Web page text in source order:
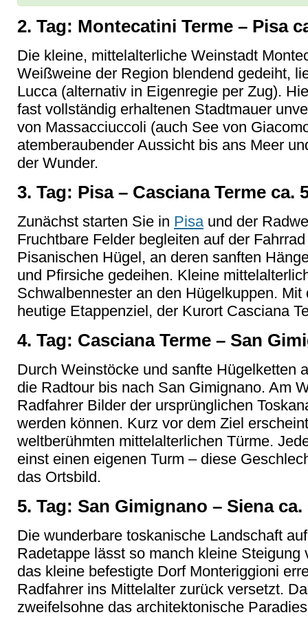
2. Tag: Montecatini Terme – Pisa
Die kleine, mittelalterliche Weinstadt
Weißweine der Region blendend gedeiht,
Lucca (alternativ in Eigenregie per Zug).
fast vollständig erhaltenen Stadtmauer
von Massacciuccoli (auch See von
atemberaubender Aussicht bis ans Meer
der Wunder.
3. Tag: Pisa – Casciana Terme ca.
Zunächst starten Sie in Pisaund der
Fruchtbare Felder begleiten auf der
Pisanischen Hügel, an deren sanften
und Pfirsiche gedeihen. Kleine
Schwalbennester an den Hügelkuppen.
heutige Etappenziel, der Kurort Casciana
4. Tag: Casciana Terme – San
Durch Weinstöcke und sanfte Hügelketten
die Radtour bis nach San Gimignano. Am
Radfahrer Bilder der ursprünglichen
werden können. Kurz vor dem Ziel
weltberühmten mittelalterlichen Türme.
einst einen eigenen Turm – diese
das Ortsbild.
5. Tag: San Gimignano – Siena ca.
Die wunderbare toskanische Landschaft
Radetappe lässt so manch kleine
das kleine befestigte Dorf Monteriggioni
Radfahrer ins Mittelalter zurück versetzt.
zweifelsohne das architektonische